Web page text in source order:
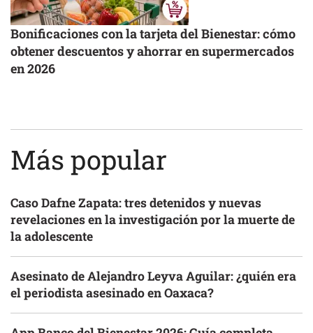
Bonificaciones con la tarjeta del Bienestar: cómo
obtener descuentos y ahorrar en supermercados
en 2026
Más popular
Caso Dafne Zapata: tres detenidos y nuevas
revelaciones en la investigación por la muerte de
la adolescente
Asesinato de Alejandro Leyva Aguilar: ¿quién era
el periodista asesinado en Oaxaca?